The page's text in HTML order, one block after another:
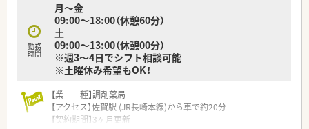
勤務
時間
月～金
09:00～18:00（休憩60分）
土
09:00～13:00（休憩00分）
※週3～4日でシフト相談可能
※土曜休み希望もOK！
【業 種】調剤薬局
【アクセス】佐賀駅 (JR長崎本線)から車で約20分
【契約期間】3ヶ月更新